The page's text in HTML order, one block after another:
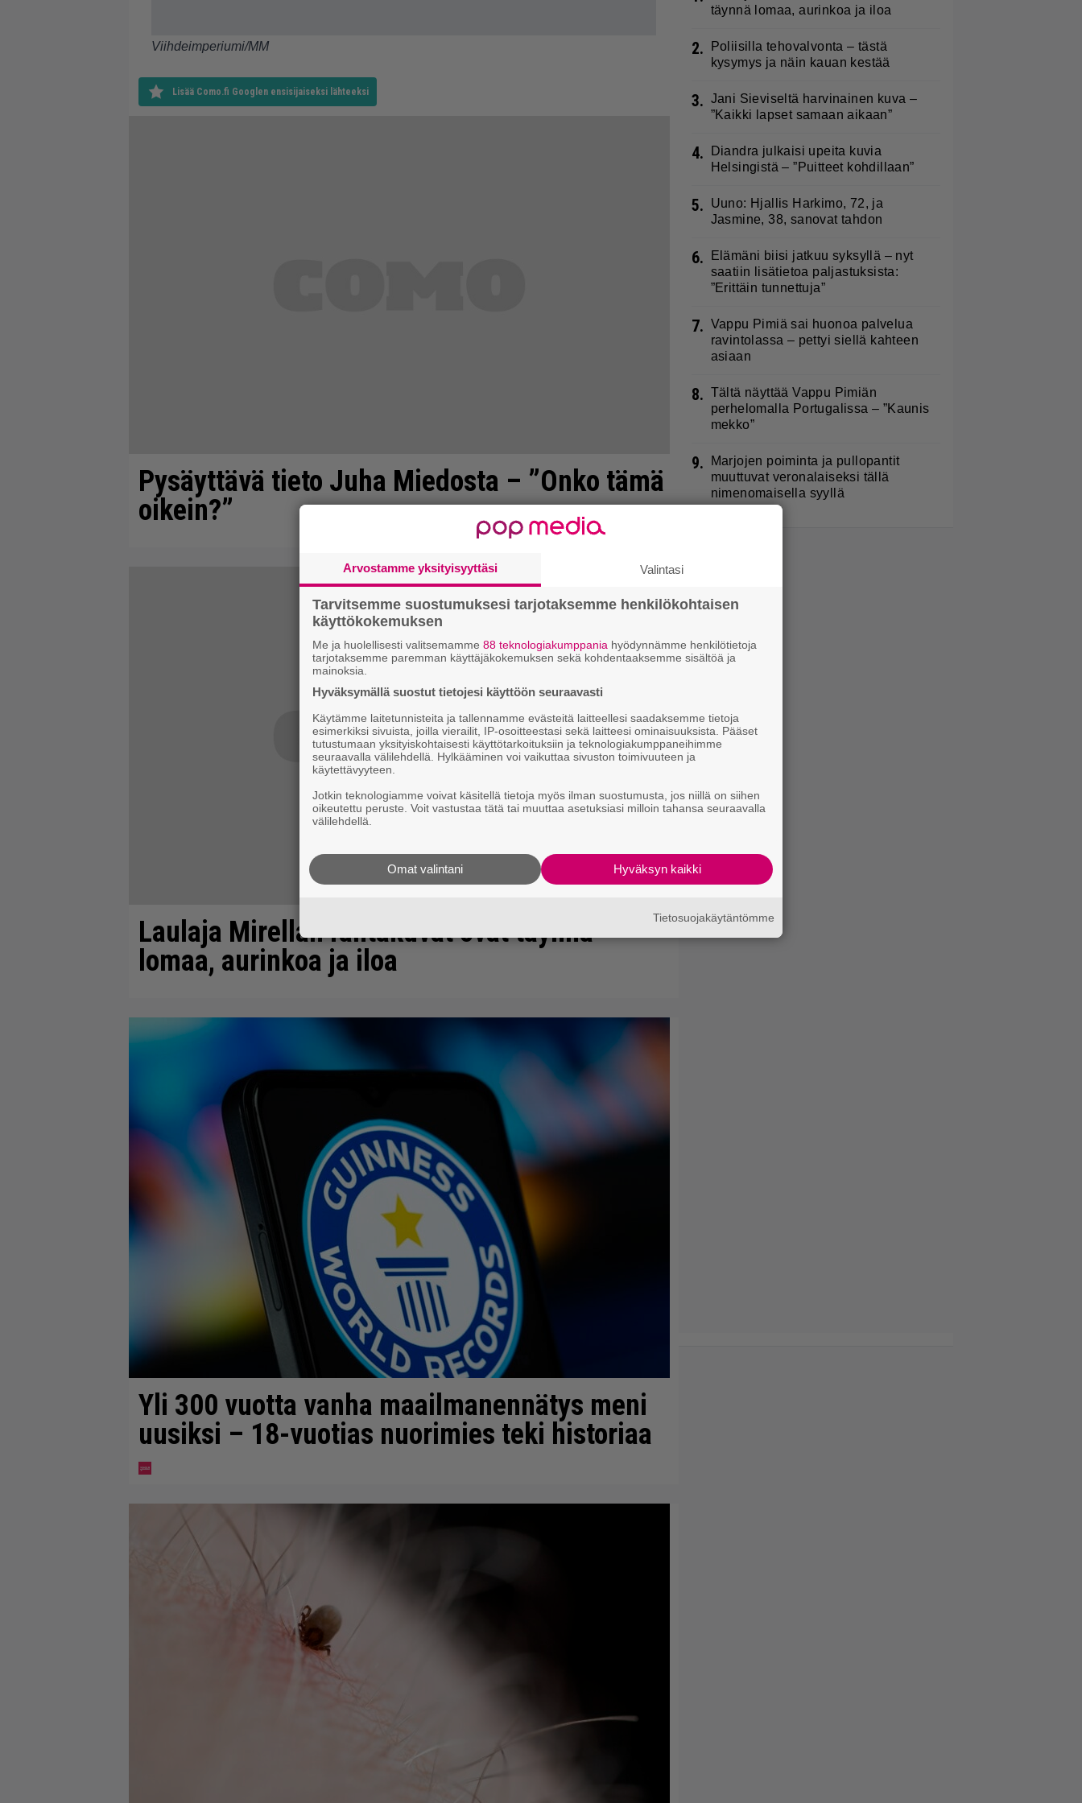
Viihdeimperiumi/MM
Lisää Como.fi Googlen ensisijaiseksi lähteeksi
Pysäyttävä tieto Juha Miedosta – ”Onko tämä
oikein?”
Laulaja Mirellan rantakuvat ovat täynnä
lomaa, aurinkoa ja iloa
Yli 300 vuotta vanha maailmanennätys meni
uusiksi – 18-vuotias nuorimies teki historiaa
täynnä lomaa, aurinkoa ja iloa
2.
Poliisilla tehovalvonta – tästä
kysymys ja näin kauan kestää
3. Jani Sieviseltä harvinainen kuva –
”Kaikki lapset samaan aikaan”
4.
Diandra julkaisi upeita kuvia
Helsingistä – ”Puitteet kohdillaan”
5.
Uuno: Hjallis Harkimo, 72, ja
Jasmine, 38, sanovat tahdon
6.
Elämäni biisi jatkuu syksyllä – nyt
saatiin lisätietoa paljastuksista:
”Erittäin tunnettuja”
7. Vappu Pimiä sai huonoa palvelua
ravintolassa – pettyi siellä kahteen
asiaan
8. Tältä näyttää Vappu Pimiän
perhelomalla Portugalissa – ”Kaunis
mekko”
9.
Marjojen poiminta ja pullopantit
muuttuvat veronalaiseksi tällä
nimenomaisella syyllä
Arvostamme yksityisyyttäsi Valintasi
Tarvitsemme suostumuksesi tarjotaksemme henkilökohtaisen
käyttökokemuksen
Me ja huolellisesti valitsemamme 88 teknologiakumppania hyödynnämme henkilötietoja
tarjotaksemme paremman käyttäjäkokemuksen sekä kohdentaaksemme sisältöä ja
mainoksia.
Hyväksymällä suostut tietojesi käyttöön seuraavasti
Käytämme laitetunnisteita ja tallennamme evästeitä laitteellesi saadaksemme tietoja
esimerkiksi sivuista, joilla vierailit, IP-osoitteestasi sekä laitteesi ominaisuuksista. Pääset
tutustumaan yksityiskohtaisesti käyttötarkoituksiin ja teknologiakumppaneihimme
seuraavalla välilehdellä. Hylkääminen voi vaikuttaa sivuston toimivuuteen ja
käytettävyyteen.
Jotkin teknologiamme voivat käsitellä tietoja myös ilman suostumusta, jos niillä on siihen
oikeutettu peruste. Voit vastustaa tätä tai muuttaa asetuksiasi milloin tahansa seuraavalla
välilehdellä.
Hyväksyn kaikki
Omat valintani
Tietosuojakäytäntömme